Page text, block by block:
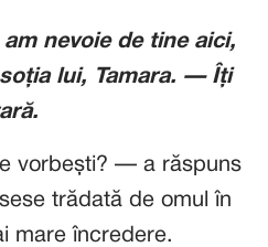
nevoie de tine aici,
lui, Tamara. — Îți
vorbești? — a răspuns
trădată de omul în
mare încredere.